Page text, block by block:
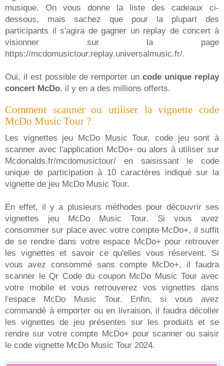
musique. On vous donne la liste des cadeaux ci-
dessous, mais sachez que pour la plupart des
participants il s'agira de gagner un replay de concert à
visionner sur la page
https://mcdomusictour.replay.universalmusic.fr/.
Oui, il est possible de remporter un code unique replay
concert McDo, il y en a des millions offerts.
Comment scanner ou utiliser la vignette code
McDo Music Tour ?
Les vignettes jeu McDo Music Tour, code jeu sont à
scanner avec l'application McDo+ ou alors à utiliser sur
Mcdonalds.fr/mcdomusictour/ en saisissant le code
unique de participation à 10 caractères indiqué sur la
vignette de jeu McDo Music Tour.
En effet, il y a plusieurs méthodes pour découvrir ses
vignettes jeu McDo Music Tour. Si vous avez
consommer sur place avec votre compte McDo+, il suffit
de se rendre dans votre espace McDo+ pour retrouver
les vignettes et savoir ce qu'elles vous réservent. Si
vous avez consommé sans compte McDo+, il faudra
scanner le Qr Code du coupon McDo Music Tour avec
votre mobile et vous retrouverez vos vignettes dans
l'espace McDo Music Tour. Enfin, si vous avez
commandé à emporter ou en livraison, il faudra décoller
les vignettes de jeu présentes sur les produits et se
rendre sur votre compte McDo+ pour scanner ou saisir
le code vignette McDo Music Tour 2024.